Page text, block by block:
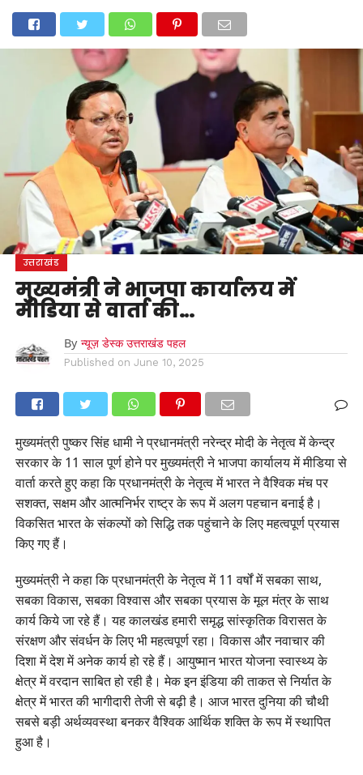
अल्मोड़ा उत्तरकाशी उधम सिंह नगर चंपावत चमोली
टिहरी गढ़वाल
नैनीतालपिथौरागढ़पौड़ी गढ़वाल बागेश्वररुद्रप्रयाग हरिद्वार
उत्तराखंड
मुख्यमंत्री ने भाजपा कार्यालय में
मीडिया से वार्ता की…
By न्यूज़ डेस्क उत्तराखंड पहल
Published on June 10, 2025
मुख्यमंत्री पुष्कर सिंह धामी ने प्रधानमंत्री नरेन्द्र मोदी के नेतृत्व में केन्द्र
सरकार के 11 साल पूर्ण होने पर मुख्यमंत्री ने भाजपा कार्यालय में मीडिया से
वार्ता करते हुए कहा कि प्रधानमंत्री के नेतृत्व में भारत ने वैश्विक मंच पर
सशक्त, सक्षम और आत्मनिर्भर राष्ट्र के रूप में अलग पहचान बनाई है।
विकसित भारत के संकल्पों को सिद्धि तक पहुंचाने के लिए महत्वपूर्ण प्रयास
किए गए हैं।
मुख्यमंत्री ने कहा कि प्रधानमंत्री के नेतृत्व में 11 वर्षों में सबका साथ,
सबका विकास, सबका विश्वास और सबका प्रयास के मूल मंत्र के साथ
कार्य किये जा रहे हैं। यह कालखंड हमारी समृद्ध सांस्कृतिक विरासत के
संरक्षण और संवर्धन के लिए भी महत्वपूर्ण रहा। विकास और नवाचार की
दिशा में देश में अनेक कार्य हो रहे हैं। आयुष्मान भारत योजना स्वास्थ्य के
क्षेत्र में वरदान साबित हो रही है। मेक इन इंडिया की ताकत से निर्यात के
क्षेत्र में भारत की भागीदारी तेजी से बढ़ी है। आज भारत दुनिया की चौथी
सबसे बड़ी अर्थव्यवस्था बनकर वैश्विक आर्थिक शक्ति के रूप में स्थापित
हुआ है।